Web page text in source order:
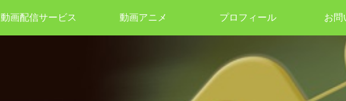
動画配信サービス 動画アニメ プロフィール お問